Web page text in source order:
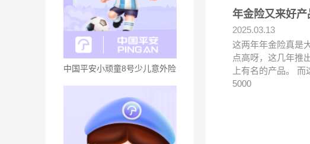
中国平安小顽童8号少儿意外险
年金险又来好产
2025.03.13
这两年年金险真是
点高呀，这几年推
上有名的产品。
5000